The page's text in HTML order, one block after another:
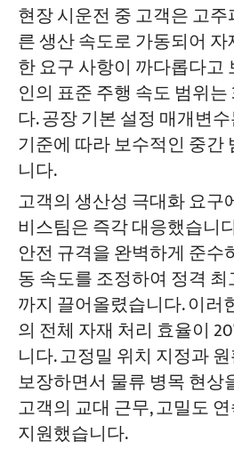
현장 시운전 중 고객은 고
른 생산 속도로 가동되어
한 요구 사항이 까다롭다고
인의 표준 주행 속도 범위
다. 공장 기본 설정 매개변
기준에 따라 보수적인 중간
니다.
고객의 생산성 극대화 요구
비스팀은 즉각 대응했습니
안전 규격을 완벽하게 준수
동 속도를 조정하여 정격
까지 끌어올렸습니다. 이러
의 전체 자재 처리 효율이
니다. 고정밀 위치 지정과
보장하면서 물류 병목 현상
고객의 교대 근무, 고밀도
지원했습니다.